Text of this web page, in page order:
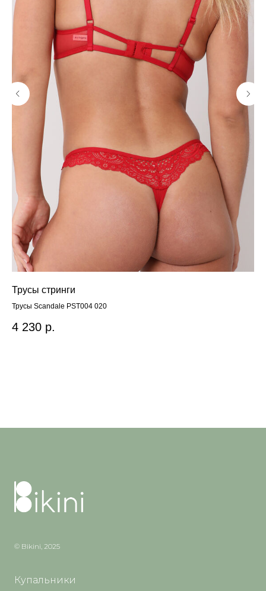
Трусы стринги
Трусы Scandale PST004 020
4 230 р.
© Bikini, 2025
Купальники